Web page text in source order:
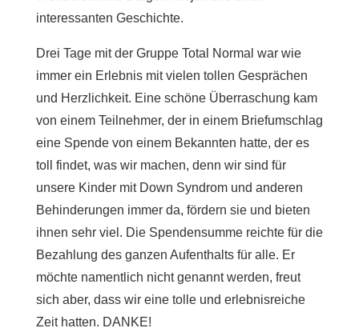
interessanten Geschichte.
Drei Tage mit der Gruppe Total Normal war wie
immer ein Erlebnis mit vielen tollen Gesprächen
und Herzlichkeit. Eine schöne Überraschung kam
von einem Teilnehmer, der in einem Briefumschlag
eine Spende von einem Bekannten hatte, der es
toll findet, was wir machen, denn wir sind für
unsere Kinder mit Down Syndrom und anderen
Behinderungen immer da, fördern sie und bieten
ihnen sehr viel. Die Spendensumme reichte für die
Bezahlung des ganzen Aufenthalts für alle. Er
möchte namentlich nicht genannt werden, freut
sich aber, dass wir eine tolle und erlebnisreiche
Zeit hatten. DANKE!